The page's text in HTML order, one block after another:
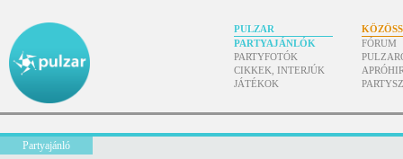
PULZAR
PARTYAJÁNLÓK
PARTYFOTÓK
CIKKEK, INTERJÚK
JÁTÉKOK
FÓRUM
Partyajánló